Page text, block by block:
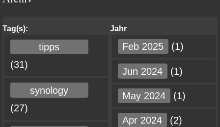
Jahr
Feb 2025 (1)
Jun 2024 (1)
May 2024 (1)
Apr 2024 (2)
Tag(s):
tipps
(31)
synology
(27)